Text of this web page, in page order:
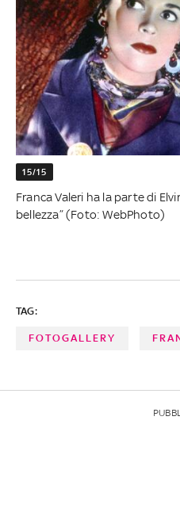
15/15
Franca Valeri ha la parte di
bellezza” (Foto: WebPhoto)
TAG:
FOTOGALLERY